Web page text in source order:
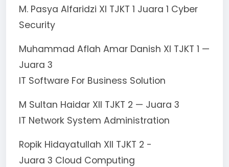
M. Pasya Alfaridzi XI TJKT 1 Juara 1 Cyber
Security
Muhammad Aflah Amar Danish XI TJKT 1 —
Juara 3
IT Software For Business Solution
M Sultan Haidar XII TJKT 2 — Juara 3
IT Network System Administration
Ropik Hidayatullah XII TJKT 2 -
Juara 3 Cloud Computing